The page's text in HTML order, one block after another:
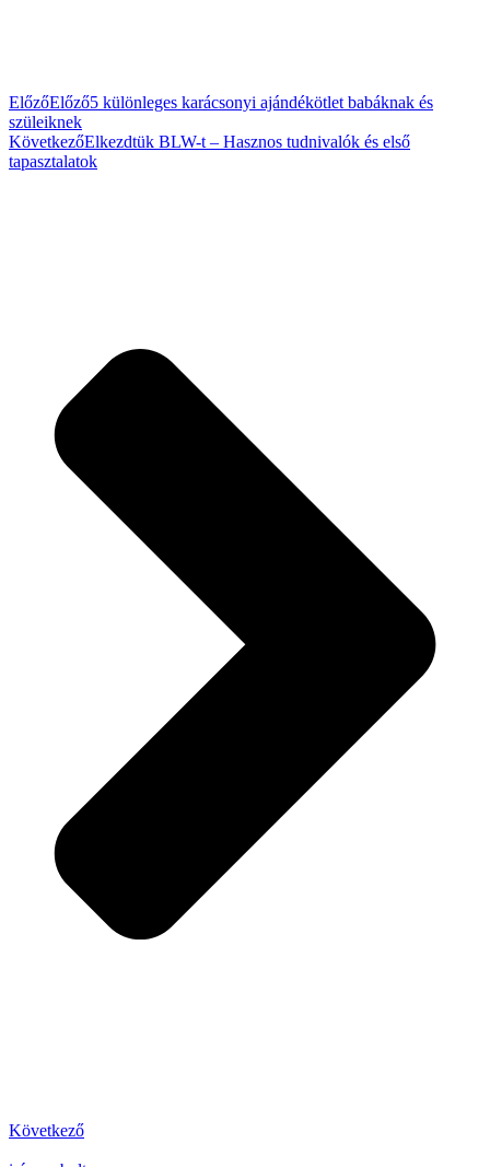
ElőzőElőző5 különleges karácsonyi ajándékötlet babáknak és
szüleiknek
KövetkezőElkezdtük BLW-t – Hasznos tudnivalók és első
tapasztalatok
Következő